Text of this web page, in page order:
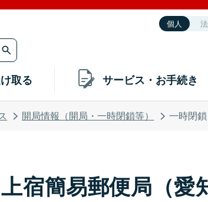
個人
取る サービス・お手続き
開局情報（開局・一時閉鎖等） 一時閉
宿簡易郵便局（愛